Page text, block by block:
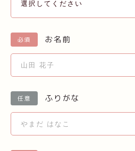
必須 お名前
任意 ふりがな